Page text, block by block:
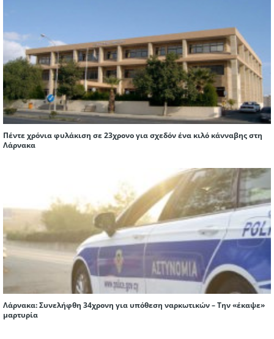
Πέντε χρόνια φυλάκιση σε 23χρονο για σχεδόν ένα κιλό κάνναβης στη
Λάρνακα
Λάρνακα: Συνελήφθη 34χρονη για υπόθεση ναρκωτικών – Την «έκαψε»
μαρτυρία